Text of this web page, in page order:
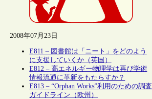
2008年07月23日
E811 – 図書館は「ニート」をどのよう
に支援していくか（英国）
E812 – 高エネルギー物理学は再び学術
情報流通に革新をもたらすか？
E813 – “Orphan Works”利用のための調査
ガイドライン（欧州）